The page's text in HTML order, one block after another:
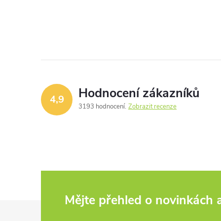
4,9 Hodnocení zákazníků
3193 hodnocení Zobrazit recenze
Mějte přehled o novinkách